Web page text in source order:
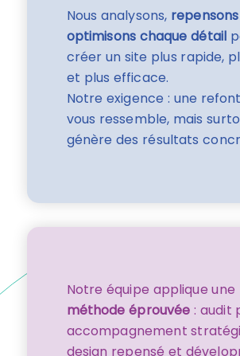
Nous analysons,
optimisons chaque détail
créer un site plus rapide,
et plus efficace.
Notre exigence : une
vous ressemble, mais
génère des résultats
Notre équipe applique une
méthode éprouvée : audit
accompagnement
design repensé et